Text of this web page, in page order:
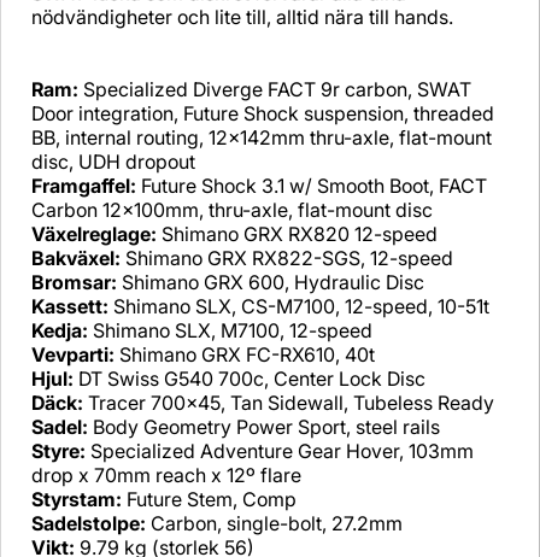
nödvändigheter och lite till, alltid nära till hands.
Ram: Specialized Diverge FACT 9r carbon, SWAT
Door integration, Future Shock suspension, threaded
BB, internal routing, 12x142mm thru-axle, flat-mount
disc, UDH dropout
Framgaffel: Future Shock 3.1 w/ Smooth Boot, FACT
Carbon 12x100mm, thru-axle, flat-mount disc
Växelreglage: Shimano GRX RX820 12-speed
Bakväxel: Shimano GRX RX822-SGS, 12-speed
Bromsar: Shimano GRX 600, Hydraulic Disc
Kassett: Shimano SLX, CS-M7100, 12-speed, 10-51t
Kedja: Shimano SLX, M7100, 12-speed
Vevparti: Shimano GRX FC-RX610, 40t
Hjul: DT Swiss G540 700c, Center Lock Disc
Däck: Tracer 700x45, Tan Sidewall, Tubeless Ready
Sadel: Body Geometry Power Sport, steel rails
Styre: Specialized Adventure Gear Hover, 103mm
drop x 70mm reach x 12º flare
Styrstam: Future Stem, Comp
Sadelstolpe: Carbon, single-bolt, 27.2mm
Vikt: 9.79 kg (storlek 56)